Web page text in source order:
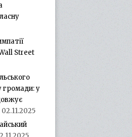
Street
громади: у
02.11.2025